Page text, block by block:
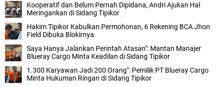
Kooperatif dan Belum Pernah Dipidana, Andri Ajukan Hal
Meringankan di Sidang Tipikor
Hakim Tipikor Kabulkan Permohonan, 6 Rekening BCA Jhon
Field Dibuka Blokirnya
Saya Hanya Jalankan Perintah Atasan": Mantan Manajer
Blueray Cargo Minta Keadilan di Sidang Tipikor
1.300 Karyawan Jadi 200 Orang": Pemilik PT Blueray Cargo
Minta Hukuman Ringan di Sidang Tipikor